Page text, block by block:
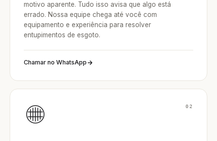
motivo aparente. Tudo isso avisa que algo está
errado. Nossa equipe chega até você com
equipamento e experiência para resolver
entupimentos de esgoto.
Chamar no WhatsApp
02